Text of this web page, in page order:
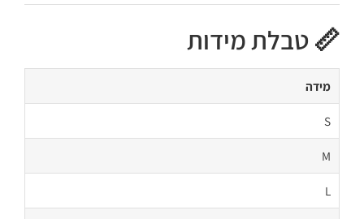
📏 טבלת מידות
מידה
S
M
L